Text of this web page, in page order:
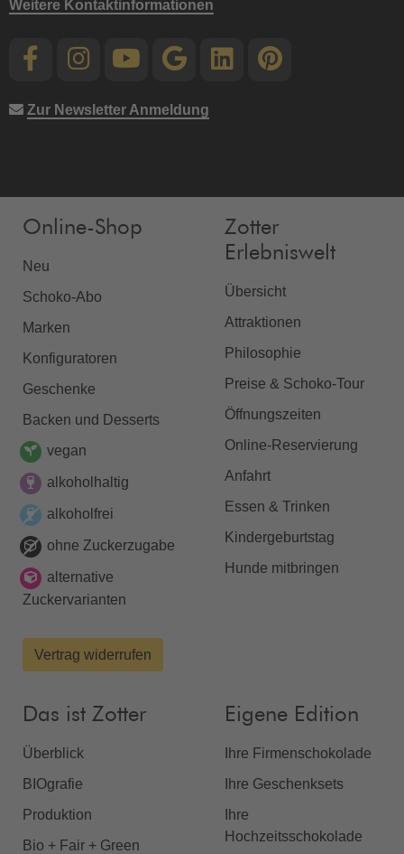
Weitere Kontaktinformationen
Zur Newsletter Anmeldung
Online-Shop
Neu
Schoko-Abo
Marken
Konfiguratoren
Geschenke
Backen und Desserts
vegan
alkoholhaltig
alkoholfrei
ohne Zuckerzugabe
alternative
Zuckervarianten
Vertrag widerrufen
Zotter
Erlebniswelt
Übersicht
Attraktionen
Philosophie
Preise & Schoko-Tour
Öffnungszeiten
Online-Reservierung
Anfahrt
Essen & Trinken
Kindergeburtstag
Hunde mitbringen
Das ist Zotter
Überblick
BIOgrafie
Produktion
Bio + Fair + Green
Eigene Edition
Ihre Firmenschokolade
Ihre Geschenksets
Ihre
Hochzeitsschokolade